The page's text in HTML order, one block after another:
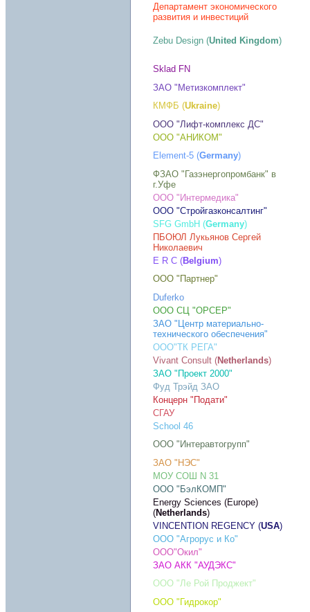
Департамент экономического
развития и инвестиций
Zebu Design (United Kingdom)
Sklad FN
ЗАО "Метизкомплект"
КМФБ (Ukraine)
ООО "Лифт-комплекс ДС"
ООО "АНИКОМ"
Element-5 (Germany)
ФЗАО "Газэнергопромбанк" в
г.Уфе
ООО "Интермедика"
ООО "Стройгазконсалтинг"
SFG GmbH (Germany)
ПБОЮЛ Лукьянов Сергей
Николаевич
E R C (Belgium)
ООО "Партнер"
Duferko
ООО СЦ "ОРСЕР"
ЗАО "Центр материально-
технического обеспечения"
ООО"ТК РЕГА"
Vivant Consult (Netherlands)
ЗАО "Проект 2000"
Фуд Трэйд ЗАО
Концерн "Подати"
СГАУ
School 46
ООО "Интеравтогрупп"
ЗАО "НЭС"
МОУ СОШ N 31
ООО "БэлКОМП"
Energy Sciences (Europe)
(Netherlands)
VINCENTION REGENCY (USA)
ООО "Агрорус и Ко"
ООО"Окил"
ЗАО АКК "АУДЭКС"
ООО "Ле Рой Проджект"
ООО "Гидрокор"